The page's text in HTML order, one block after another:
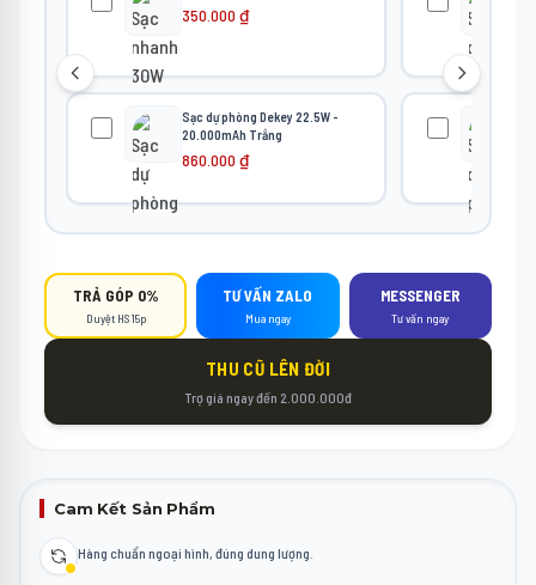
350.000 ₫
Sạc dự phòng Dekey 22.5W -
20.000mAh Trắng
860.000 ₫
TRẢ GÓP 0%
Duyệt HS 15p
TƯ VẤN ZALO
Mua ngay
MESSENGER
Tư vấn ngay
THU CŨ LÊN ĐỜI
Trợ giá ngay đến 2.000.000đ
Cam Kết Sản Phẩm
Hàng chuẩn ngoại hình, đúng dung lượng.